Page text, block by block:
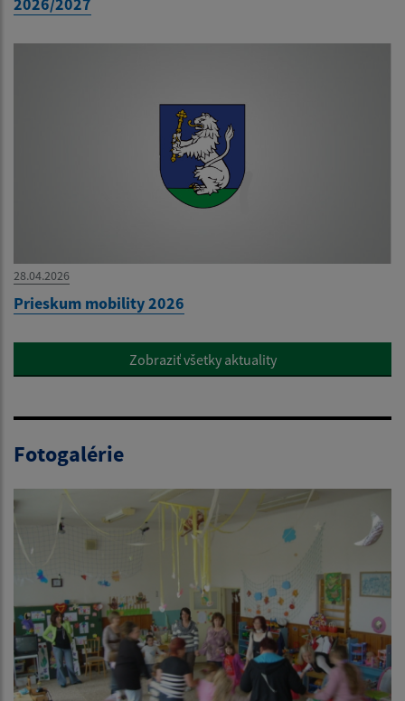
2026/2027
28.04.2026
Prieskum mobility 2026
Zobraziť všetky aktuality
Fotogalérie